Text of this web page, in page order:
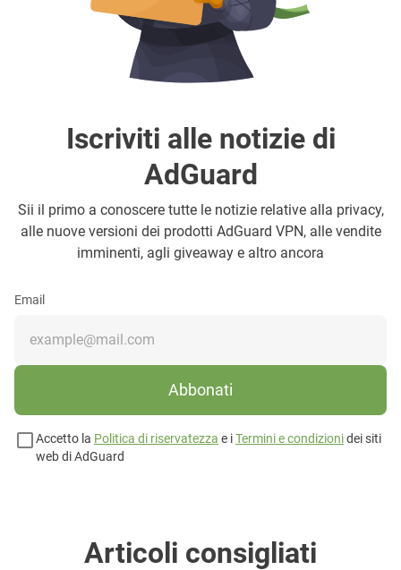
Iscriviti alle notizie di
AdGuard
Sii il primo a conoscere tutte le notizie relative alla privacy,
alle nuove versioni dei prodotti AdGuard VPN, alle vendite
imminenti, agli giveaway e altro ancora
Email
Abbonati
Accetto la Politica di riservatezza e iTermini e condizionidei siti
web di AdGuard
Articoli consigliati